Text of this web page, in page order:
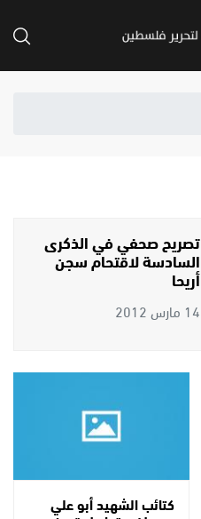
تصريح صحفي في الذكرى
السادسة لاقتحام سجن
أريحا
14 مارس 2012
كتائب الشهيد أبو علي